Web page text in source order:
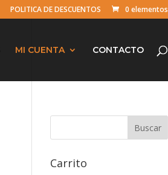
POLITICA DE DESCUENTOS 0 elementos
MI CUENTA CONTACTO
Carrito